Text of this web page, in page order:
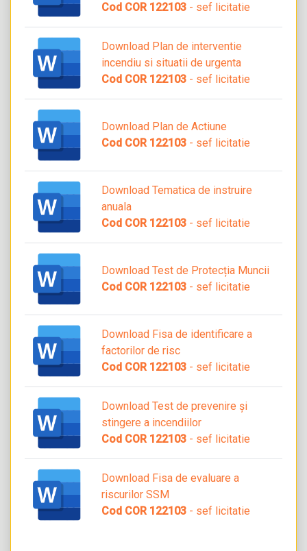
Cod COR 122103 - sef licitatie
Download Plan de interventie
incendiu si situatii de urgenta
Cod COR 122103 - sef licitatie
Download Plan de Actiune
Cod COR 122103 - sef licitatie
Download Tematica de instruire
anuala
Cod COR 122103 - sef licitatie
Download Test de Protecția Muncii
Cod COR 122103 - sef licitatie
Download Fisa de identificare a
factorilor de risc
Cod COR 122103 - sef licitatie
Download Test de prevenire și
stingere a incendiilor
Cod COR 122103 - sef licitatie
Download Fisa de evaluare a
riscurilor SSM
Cod COR 122103 - sef licitatie